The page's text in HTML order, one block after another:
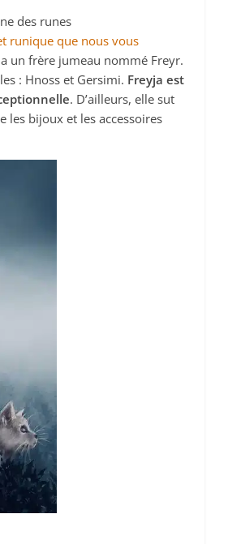
des runes
runique que nous vous
un frère jumeau nommé Freyr.
: Hnoss et Gersimi. Freyja est
. D’ailleurs, elle sut
les bijoux et les accessoires